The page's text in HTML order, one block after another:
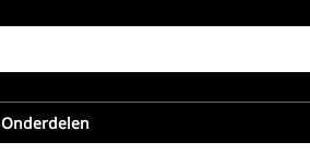
Onderdelen